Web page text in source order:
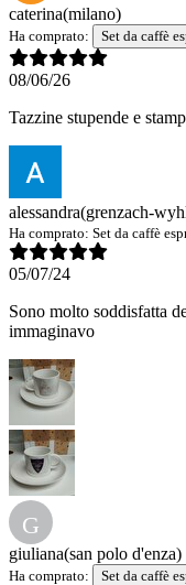
caterina(milano)
Ha comprato: Set da caffè
08/06/26
Tazzine stupende e
alessandra(grenzach-
Ha comprato: Set da caffè
05/07/24
Sono molto soddisfatta
immaginavo
G
giuliana(san polo d'enza)
Ha comprato: Set da caffè